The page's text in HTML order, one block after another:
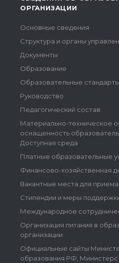
ОРГАНИЗАЦИИ
Основные сведения
Структура и органы
Документы
Образование
Образовательные стандарты
Руководство
Педагогический состав
Материально-техническое
оснащенность
Доступная среда
Платные образовательные
Финансово-хозяйственная
Вакантные места для
Стипендии и меры
Международное
Организация питания в
организации
Официальные сайты
образования РФ,